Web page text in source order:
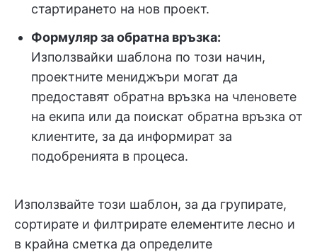
стартирането на нов проект.
Формуляр за обратна връзка:
Използвайки шаблона по този начин,
проектните мениджъри могат да
предоставят обратна връзка на членовете
на екипа или да поискат обратна връзка от
клиентите, за да информират за
подобренията в процеса.
Използвайте този шаблон, за да групирате,
сортирате и филтрирате елементите лесно и
в крайна сметка да определите